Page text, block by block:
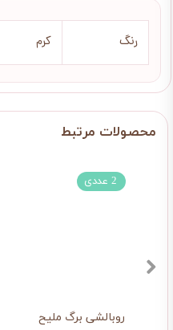
رنگ کرم
روبالشی برگ ملیح
2 عددی